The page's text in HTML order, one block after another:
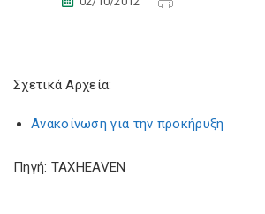
Σχετικά Αρχεία:
Ανακοίνωση για την προκήρυξη
Πηγή: TAXHEAVEN